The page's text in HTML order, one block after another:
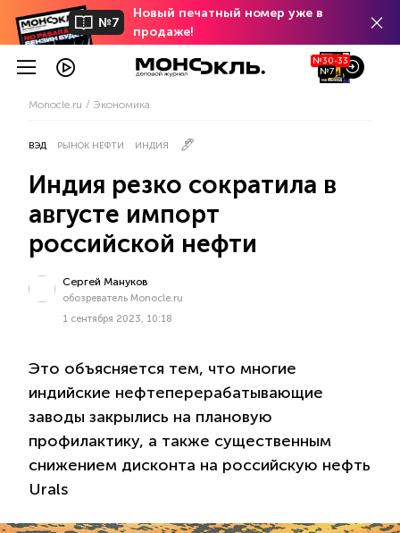
№7
Новый печатный номер уже в
продаже!
№30-33
№7
Monocle.ru Экономика
ВЭД РЫНОК НЕФТИ ИНДИЯ
Индия резко сократила в
августе импорт
российской нефти
Сергей Мануков
обозреватель Monocle.ru
1 сентября 2023, 10:18
Это объясняется тем, что многие
индийские нефтеперерабатывающие
заводы закрылись на плановую
профилактику, а также существенным
снижением дисконта на российскую нефть
Urals